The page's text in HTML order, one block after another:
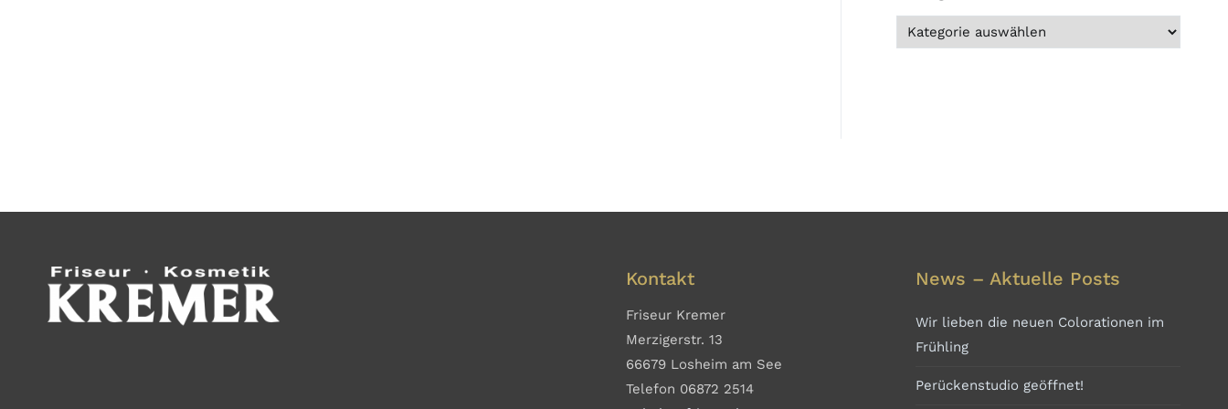
Kontakt
Friseur Kremer
Merzigerstr. 13
66679 Losheim am See
Telefon 06872 2514
News – Aktuelle Posts
Wir lieben die neuen Colorationen im
Frühling
Perückenstudio geöffnet!